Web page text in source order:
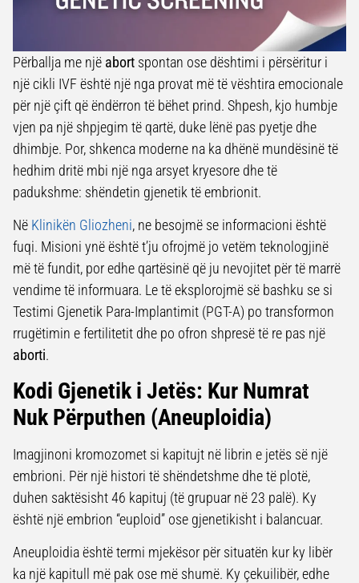
Përballja me një abort spontan ose dështimi i përsëritur i
një cikli IVF është një nga provat më të vështira emocionale
për një çift që ëndërron të bëhet prind. Shpesh, kjo humbje
vjen pa një shpjegim të qartë, duke lënë pas pyetje dhe
dhimbje. Por, shkenca moderne na ka dhënë mundësinë të
hedhim dritë mbi një nga arsyet kryesore dhe të
padukshme: shëndetin gjenetik të embrionit.
Në Klinikën Gliozheni, ne besojmë se informacioni është
fuqi. Misioni ynë është t’ju ofrojmë jo vetëm teknologjinë
më të fundit, por edhe qartësinë që ju nevojitet për të marrë
vendime të informuara. Le të eksplorojmë së bashku se si
Testimi Gjenetik Para-Implantimit (PGT-A) po transformon
rrugëtimin e fertilitetit dhe po ofron shpresë të re pas një
aborti.
Kodi Gjenetik i Jetës: Kur Numrat
Nuk Përputhen (Aneuploidia)
Imagjinoni kromozomet si kapitujt në librin e jetës së një
embrioni. Për një histori të shëndetshme dhe të plotë,
duhen saktësisht 46 kapituj (të grupuar në 23 palë). Ky
është një embrion “euploid” ose gjenetikisht i balancuar.
Aneuploidia është termi mjekësor për situatën kur ky libër
ka një kapitull më pak ose më shumë. Ky çekuilibër, edhe